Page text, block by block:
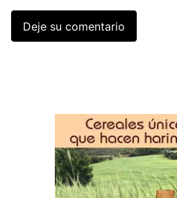
Deje su comentario